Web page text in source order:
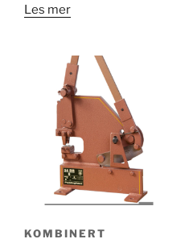
Les mer
KOMBINERT